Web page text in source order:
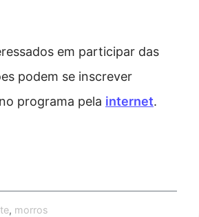
em participar das
podem se inscrever
programa pela internet.
, morros